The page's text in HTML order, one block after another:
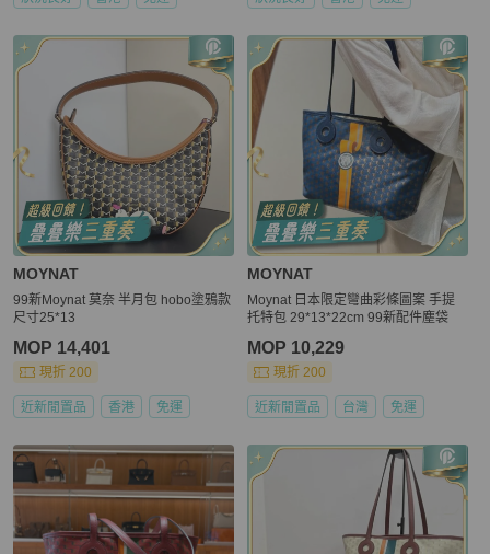
MOYNAT
99新Moynat 莫奈 半月包 hobo塗鴉款
尺寸25*13
MOP 14,401
現折 200
近新閒置品 香港 免運
MOYNAT
Moynat 日本限定彎曲彩條圖案 手提
托特包 29*13*22cm 99新配件塵袋
MOP 10,229
現折 200
近新閒置品 台灣 免運